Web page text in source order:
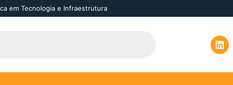
em Tecnologia e Infraestrutura